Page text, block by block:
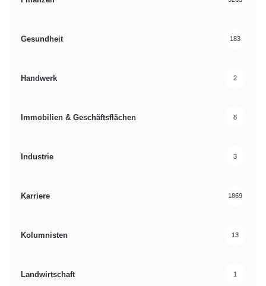
Gesundheit 183
Handwerk 2
Immobilien & Geschäftsflächen 8
Industrie 3
Karriere 1869
Kolumnisten 13
Landwirtschaft 1